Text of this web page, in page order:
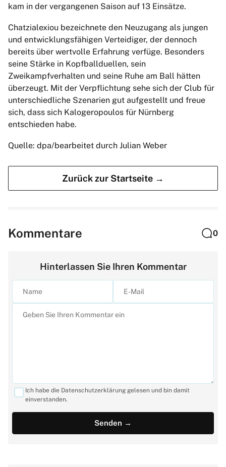
kam in der vergangenen Saison auf 13 Einsätze.
Chatzialexiou bezeichnete den Neuzugang als jungen
und entwicklungsfähigen Verteidiger, der dennoch
bereits über wertvolle Erfahrung verfüge. Besonders
seine Stärke in Kopfballduellen, sein
Zweikampfverhalten und seine Ruhe am Ball hätten
überzeugt. Mit der Verpflichtung sehe sich der Club für
unterschiedliche Szenarien gut aufgestellt und freue
sich, dass sich Kalogeropoulos für Nürnberg
entschieden habe.
Quelle: dpa/bearbeitet durch Julian Weber
Zurück zur Startseite →
Kommentare 0
Hinterlassen Sie Ihren Kommentar
Ich habe die Datenschutzerklärung gelesen und bin damit
einverstanden.